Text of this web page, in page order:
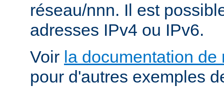
réseau/nnn. Il est
adresses IPv4 ou IPv6.
Voir la documentation de
pour d'autres exemples